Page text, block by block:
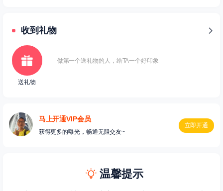
收到礼物
送礼物
做第一个送礼物的人，给TA一个好印象
马上开通VIP会员
获得更多的曝光，畅通无阻交友~
立即开通
温馨提示